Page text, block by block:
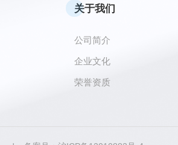
关于我们
公司简介
企业文化
荣誉资质